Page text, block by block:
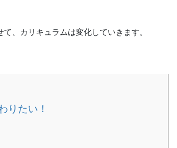
、カリキュラムは変化していきます。
りたい！